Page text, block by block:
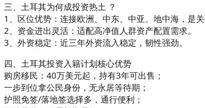
三、土耳其为何成投资热土 ？
1、区位优势：连接欧洲、中东、中亚、地中海，是关
2、资金进出灵活：适配高净值人群资产配置需求。
3、外资稳定：近三年外资流入稳定，韧性强劲。
四、土耳其投资入籍计划核心优势
购房移民：40万美元起，持有3年可出售；
一步到位拿公民身份，无永居等待期；
护照免签/落地签选择多，通行便利；